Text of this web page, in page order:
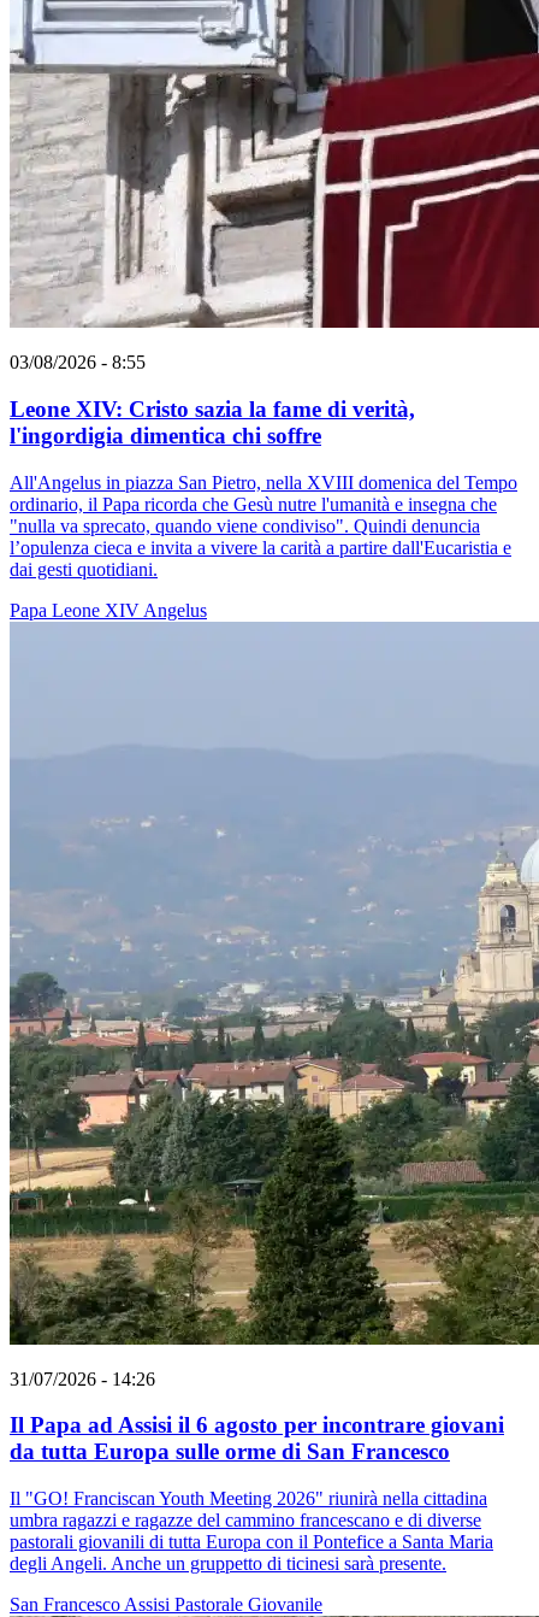
03/08/2026 - 8:55
Leone XIV: Cristo sazia la fame di verità,
l'ingordigia dimentica chi soffre
All'Angelus in piazza San Pietro, nella XVIII domenica del Tempo
ordinario, il Papa ricorda che Gesù nutre l'umanità e insegna che
"nulla va sprecato, quando viene condiviso". Quindi denuncia
l’opulenza cieca e invita a vivere la carità a partire dall'Eucaristia e
dai gesti quotidiani.
Papa Leone XIV Angelus
31/07/2026 - 14:26
Il Papa ad Assisi il 6 agosto per incontrare giovani
da tutta Europa sulle orme di San Francesco
Il "GO! Franciscan Youth Meeting 2026" riunirà nella cittadina
umbra ragazzi e ragazze del cammino francescano e di diverse
pastorali giovanili di tutta Europa con il Pontefice a Santa Maria
degli Angeli. Anche un gruppetto di ticinesi sarà presente.
San Francesco Assisi Pastorale Giovanile